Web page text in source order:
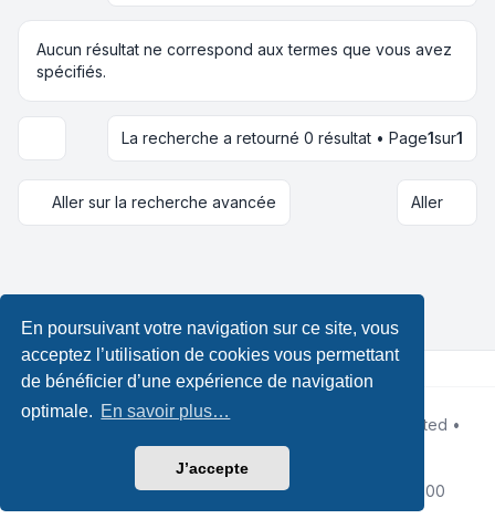
En poursuivant votre navigation sur ce site, vous
acceptez l’utilisation de cookies vous permettant
de bénéficier d’une expérience de navigation
optimale. En savoir plus…
J’accepte
Aucun résultat ne correspond aux termes que vous avez
spécifiés.
Options d’affichage et de tri
La recherche a retourné 0 résultat • Page1sur1
Aller sur la recherche avancée Aller
Développé parphpBB® Forum Software © phpBB Limited •
Leenoz.com
Traduction française officielle©
|Conditions|Fuseau horaire sur UTC+02:00